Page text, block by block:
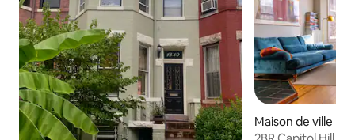
Maison de ville ⋅